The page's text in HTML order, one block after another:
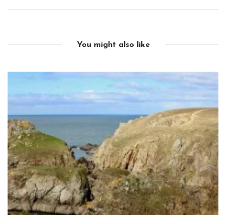
You might also like